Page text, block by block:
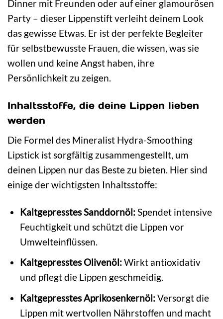
Dinner mit Freunden oder auf einer glamourösen
Party – dieser Lippenstift verleiht deinem Look
das gewisse Etwas. Er ist der perfekte Begleiter
für selbstbewusste Frauen, die wissen, was sie
wollen und keine Angst haben, ihre
Persönlichkeit zu zeigen.
Inhaltsstoffe, die deine Lippen lieben
werden
Die Formel des Mineralist Hydra-Smoothing
Lipstick ist sorgfältig zusammengestellt, um
deinen Lippen nur das Beste zu bieten. Hier sind
einige der wichtigsten Inhaltsstoffe:
Kaltgepresstes Sanddornöl:Spendet intensive
Feuchtigkeit und schützt die Lippen vor
Umwelteinflüssen.
Kaltgepresstes Olivenöl:Wirkt antioxidativ
und pflegt die Lippen geschmeidig.
Kaltgepresstes Aprikosenkernöl:Versorgt die
Lippen mit wertvollen Nährstoffen und macht